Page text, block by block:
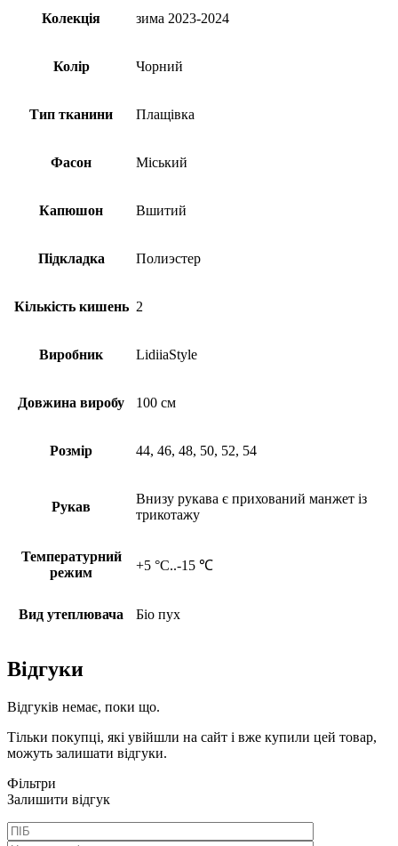
Колекція зима 2023-2024
Колір Чорний
Тип тканини Плащівка
Фасон Міський
Капюшон Вшитий
Підкладка Полиэстер
Кількість кишень 2
Виробник LidiiaStyle
Довжина виробу 100 см
Розмір 44, 46, 48, 50, 52, 54
Рукав
Внизу рукава є прихований манжет із
трикотажу
Температурний
режим
+5 °C..-15 ‎℃
Вид утеплювача Біо пух
Відгуки
Відгуків немає, поки що.
Тільки покупці, які увійшли на сайт і вже купили цей товар,
можуть залишати відгуки.
Фільтри
Залишити відгук